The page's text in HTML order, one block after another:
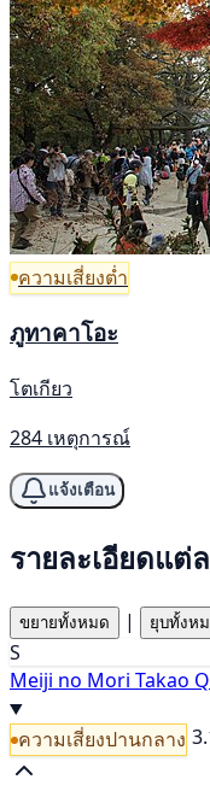
ความเสี่ยงต่ำ
ภูทาคาโอะ
โตเกียว
284 เหตุการณ์
แจ้งเตือน
รายละเอียดแต่
ขยายทั้งหมด | ยุบทั้งห
S
Meiji no Mori Takao
ความเสี่ยงปานกลาง